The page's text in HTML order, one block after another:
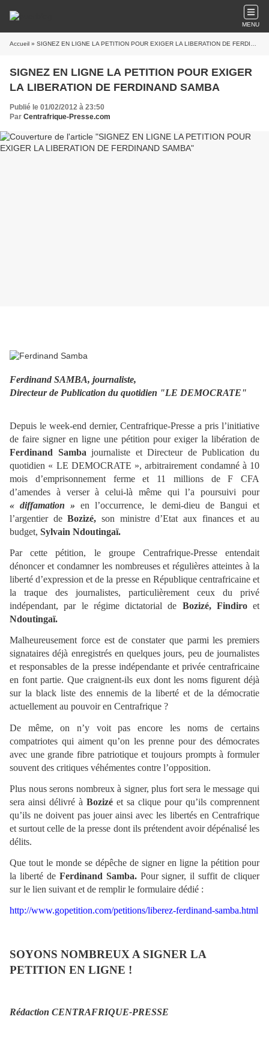
MENU
Accueil » SIGNEZ EN LIGNE LA PETITION POUR EXIGER LA LIBERATION DE FERDINAND SAMBA
SIGNEZ EN LIGNE LA PETITION POUR EXIGER
LA LIBERATION DE FERDINAND SAMBA
Publié le 01/02/2012 à 23:50
Par Centrafrique-Presse.com
Ferdinand SAMBA, journaliste,
Directeur de Publication du quotidien "LE DEMOCRATE"
Depuis le week-end dernier, Centrafrique-Presse a pris l’initiative
de faire signer en ligne une pétition pour exiger la libération de
Ferdinand Samba journaliste et Directeur de Publication du
quotidien « LE DEMOCRATE », arbitrairement condamné à 10
mois d’emprisonnement ferme et 11 millions de F CFA
d’amendes à verser à celui-là même qui l’a poursuivi pour
« diffamation » en l’occurrence, le demi-dieu de Bangui et
l’argentier deBozizé, son ministre d’Etat aux finances et au
budget, Sylvain Ndoutingaï.
Par cette pétition, le groupe Centrafrique-Presse entendait
dénoncer et condamner les nombreuses et régulières atteintes à la
liberté d’expression et de la presse en République centrafricaine et
la traque des journalistes, particulièrement ceux du privé
indépendant, par le régime dictatorial de Bozizé, Findiroet
Ndoutingaï.
Malheureusement force est de constater que parmi les premiers
signataires déjà enregistrés en quelques jours, peu de journalistes
et responsables de la presse indépendante et privée centrafricaine
en font partie. Que craignent-ils eux dont les noms figurent déjà
sur la black liste des ennemis de la liberté et de la démocratie
actuellement au pouvoir en Centrafrique ?
De même, on n’y voit pas encore les noms de certains
compatriotes qui aiment qu’on les prenne pour des démocrates
avec une grande fibre patriotique et toujours prompts à formuler
souvent des critiques véhémentes contre l’opposition.
Plus nous serons nombreux à signer, plus fort sera le message qui
sera ainsi délivré à Bozizé et sa clique pour qu’ils comprennent
qu’ils ne doivent pas jouer ainsi avec les libertés en Centrafrique
et surtout celle de la presse dont ils prétendent avoir dépénalisé les
délits.
Que tout le monde se dépêche de signer en ligne la pétition pour
la liberté de Ferdinand Samba.Pour signer, il suffit de cliquer
sur le lien suivant et de remplir le formulaire dédié :
http://www.gopetition.com/petitions/liberez-ferdinand-samba.html
SOYONS NOMBREUX A SIGNER LA
PETITION EN LIGNE !
Rédaction CENTRAFRIQUE-PRESSE